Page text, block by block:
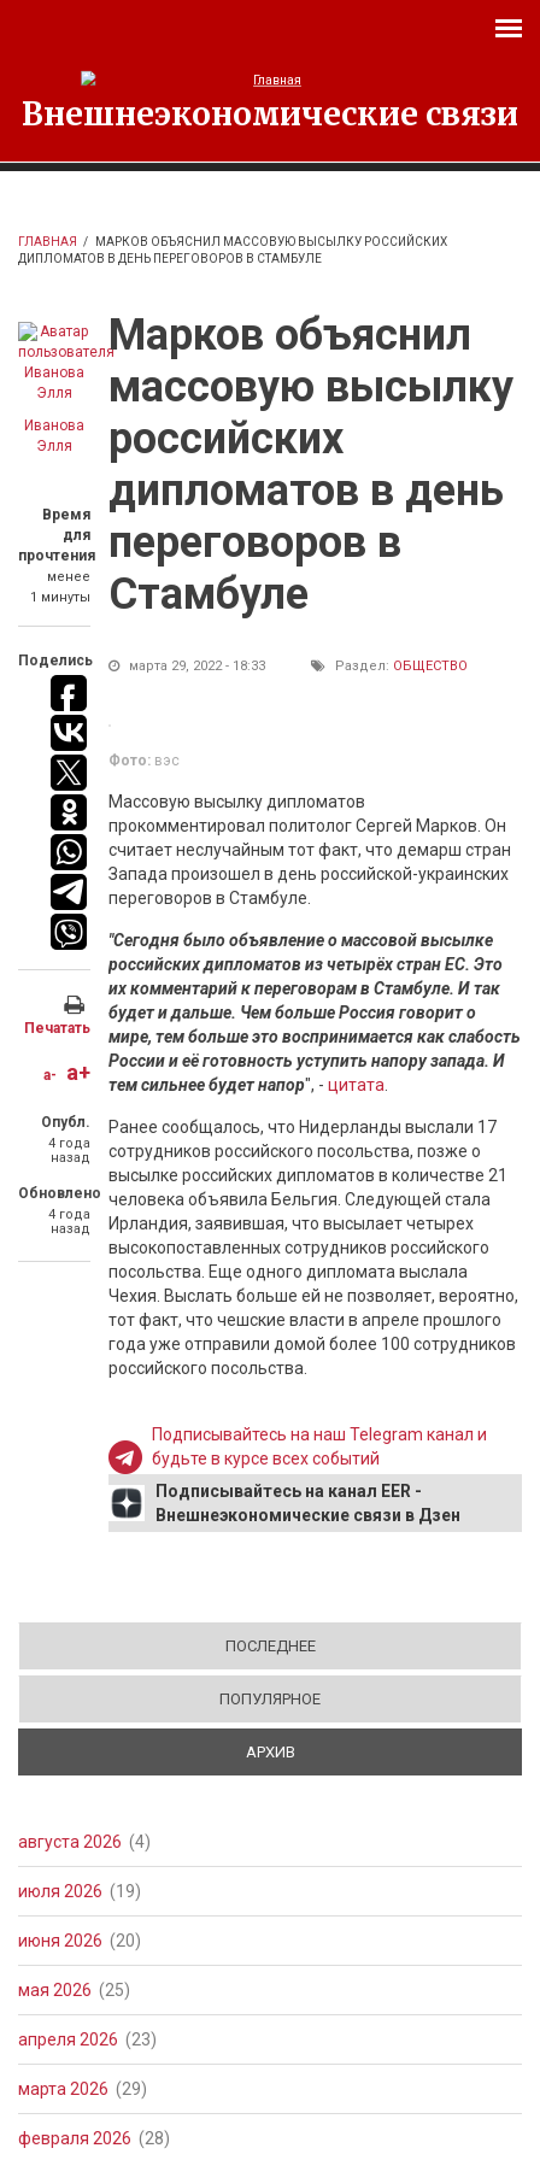
Внешнеэкономические связи
ГЛАВНАЯ /
МАРКОВ ОБЪЯСНИЛ МАССОВУЮ ВЫСЫЛКУ РОССИЙСКИХ
ДИПЛОМАТОВ В ДЕНЬ ПЕРЕГОВОРОВ В СТАМБУЛЕ
Иванова
Элля
Время
для
прочтения
менее
1 минуты
Поделись
Печатать
a- a+
Опубл.
4 года
назад
Обновлено
4 года
назад
Марков объяснил
массовую высылку
российских
дипломатов в день
переговоров в
Стамбуле
марта 29, 2022 - 18:33 Раздел: ОБЩЕСТВО
Фото: вэс
Массовую высылку дипломатов
прокомментировал политолог Сергей Марков. Он
считает неслучайным тот факт, что демарш стран
Запада произошел в день российской-украинских
переговоров в Стамбуле.
"Сегодня было объявление о массовой высылке
российских дипломатов из четырёх стран ЕС. Это
их комментарий к переговорам в Стамбуле. И так
будет и дальше. Чем больше Россия говорит о
мире, тем больше это воспринимается как слабость
России и её готовность уступить напору запада. И
тем сильнее будет напор", - цитата
Ранее сообщалось, что Нидерланды выслали 17
сотрудников российского посольства, позже о
высылке российских дипломатов в количестве 21
человека объявила Бельгия. Следующей стала
Ирландия, заявившая, что высылает четырех
высокопоставленных сотрудников российского
посольства. Еще одного дипломата выслала
Чехия. Выслать больше ей не позволяет, вероятно,
тот факт, что чешские власти в апреле прошлого
года уже отправили домой более 100 сотрудников
российского посольства.
Подписывайтесь на наш Telegram канал и
будьте в курсе всех событий
Подписывайтесь на канал EER -
Внешнеэкономические связи в Дзен
ПОСЛЕДНЕЕ
ПОПУЛЯРНОЕ
АРХИВ
августа 2026 (4)
июля 2026 (19)
июня 2026 (20)
мая 2026 (25)
апреля 2026 (23)
марта 2026 (29)
февраля 2026 (28)